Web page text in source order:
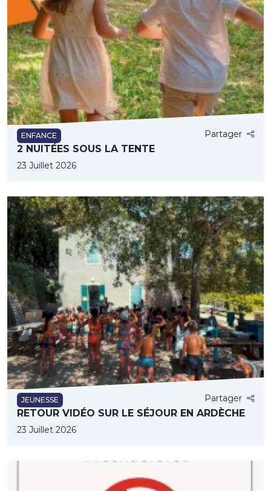
ENFANCE Partager
2 NUITÉES SOUS LA TENTE
23 Juillet 2026
JEUNESSE Partager
RETOUR VIDÉO SUR LE SÉJOUR EN ARDÈCHE
23 Juillet 2026